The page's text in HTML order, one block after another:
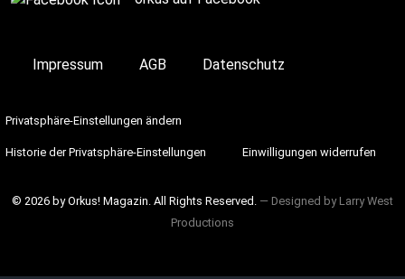
Impressum AGB Datenschutz
Privatsphäre-Einstellungen ändern
Historie der Privatsphäre-Einstellungen Einwilligungen widerrufen
© 2026 by Orkus! Magazin. All Rights Reserved. ― Designed by Larry West
Productions